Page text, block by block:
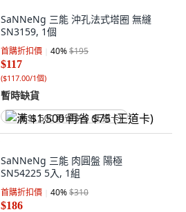
SaNNeNg 三能 沖孔法式塔圈 無縫
SN3159, 1個
首購折扣價 40%$195
$117
($117.00/1個)
暫時缺貨
满 $1,500 再省 $75 (王道卡)
SaNNeNg 三能 肉圓盤 陽極
SN54225 5入, 1組
首購折扣價 40%$310
$186